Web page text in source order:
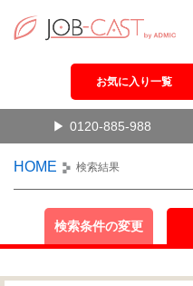
お気に入り一覧
0120-885-988
HOME 検索結果
検索条件の変更